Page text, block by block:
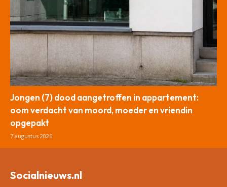
Jongen (7) dood aangetroffen in appartement:
oom verdacht van moord, moeder en vriendin
opgepakt
7 augustus 2026
Socialnieuws.nl